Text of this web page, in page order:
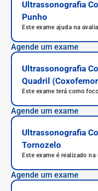
Ultrassonografia
Punho
Este exame ajuda na
Agende um exame
Ultrassonografia
Quadril
Este exame terá como
Agende um exame
Ultrassonografia
Tornozelo
Este exame é realizado
Agende um exame